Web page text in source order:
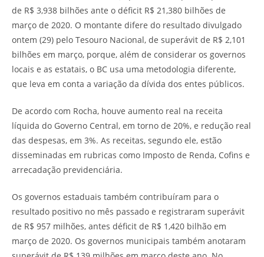
de R$ 3,938 bilhões ante o déficit R$ 21,380 bilhões de
março de 2020. O montante difere do resultado divulgado
ontem (29) pelo Tesouro Nacional, de superávit de R$ 2,101
bilhões em março, porque, além de considerar os governos
locais e as estatais, o BC usa uma metodologia diferente,
que leva em conta a variação da dívida dos entes públicos.
De acordo com Rocha, houve aumento real na receita
líquida do Governo Central, em torno de 20%, e redução real
das despesas, em 3%. As receitas, segundo ele, estão
disseminadas em rubricas como Imposto de Renda, Cofins e
arrecadação previdenciária.
Os governos estaduais também contribuíram para o
resultado positivo no mês passado e registraram superávit
de R$ 957 milhões, antes déficit de R$ 1,420 bilhão em
março de 2020. Os governos municipais também anotaram